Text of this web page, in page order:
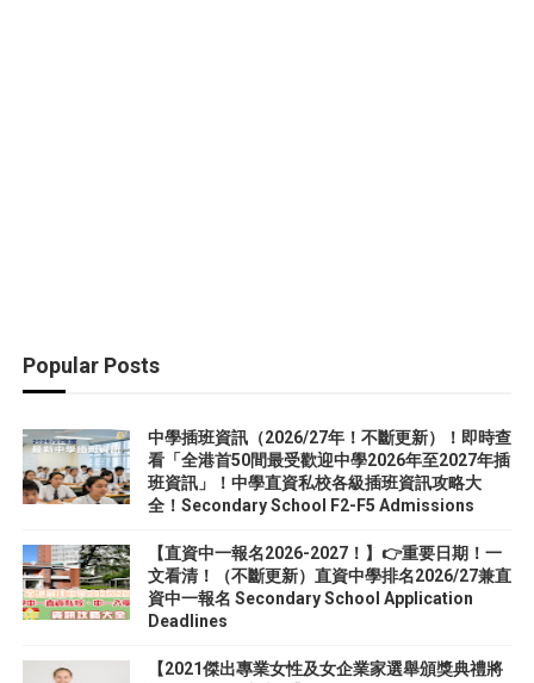
Popular Posts
中學插班資訊（2026/27年！不斷更新）！即時查
看「全港首50間最受歡迎中學2026年至2027年插
班資訊」！中學直資私校各級插班資訊攻略大
全！Secondary School F2-F5 Admissions
【直資中一報名2026-2027！】👉重要日期！一
文看清！（不斷更新）直資中學排名2026/27兼直
資中一報名 Secondary School Application
Deadlines
【2021傑出專業女性及女企業家選舉頒獎典禮將